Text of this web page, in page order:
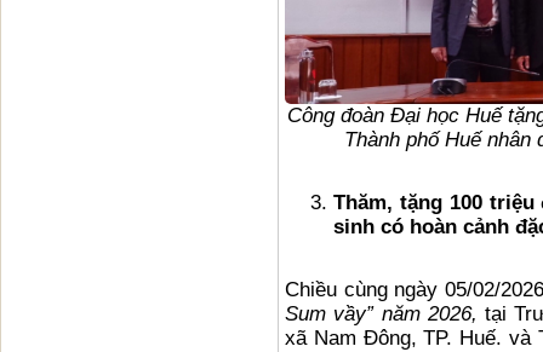
Công đoàn Đại học Huế
Thành phố Huế nhân
Thăm, tặng 100
sinh có hoàn cảnh
Chiều cùng ngày 05/02/
Sum vầy” năm 2026,tại
xã Nam Đông, TP. Huế. và